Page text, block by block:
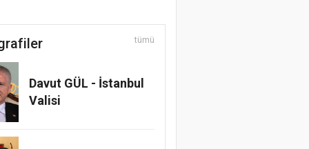
tümü
Davut GÜL - İstanbul
Valisi